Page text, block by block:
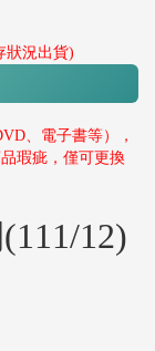
狀況出貨)
、電子書等），
瑕疵，僅可更換
12)